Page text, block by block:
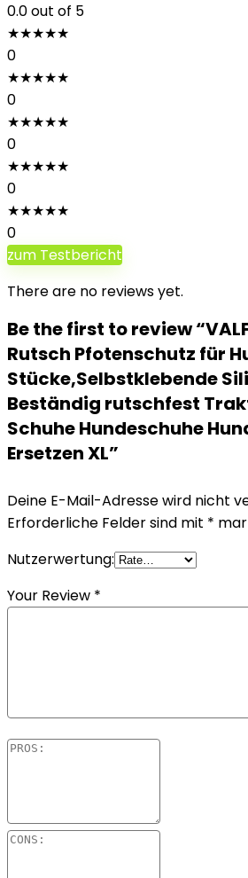
0.0out of 5
★★★★★
0
★★★★★
0
★★★★★
0
★★★★★
0
★★★★★
0
zum Testbericht
There are no reviews yet.
Be the first to review
Rutsch Pfotenschutz für
Stücke,Selbstklebende
Beständig rutschfest
Schuhe Hundeschuhe
Ersetzen XL”
Deine E-Mail-Adresse wird nicht
Erforderliche Felder sind mit *
Nutzerwertung:
Your Review *